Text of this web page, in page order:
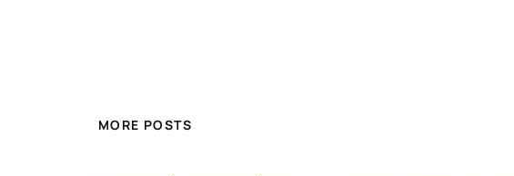
MORE POSTS